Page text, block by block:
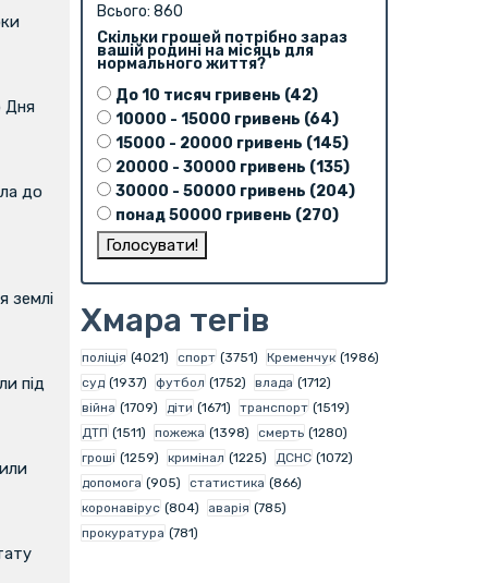
Дня
до
землі
під
Всього: 860
Скільки грошей потрібно зараз
вашій родині на місяць для
нормального життя?
До 10 тисяч гривень (42)
10000 - 15000 гривень (64)
15000 - 20000 гривень (145)
20000 - 30000 гривень (135)
30000 - 50000 гривень (204)
понад 50000 гривень (270)
Хмара тегів
поліція (4021) спорт (3751) Кременчук (1986)
суд (1937) футбол (1752) влада (1712)
війна (1709) діти (1671) транспорт (1519)
ДТП (1511) пожежа (1398) смерть (1280)
гроші (1259) кримінал (1225) ДСНС (1072)
допомога (905) статистика (866)
коронавірус (804) аварія (785)
прокуратура (781)